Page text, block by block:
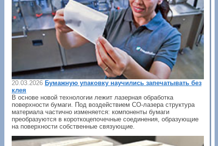
20.03.2026 Бумажную упаковку научились запечатывать без
клея
В основе новой технологии лежит лазерная обработка
поверхности бумаги. Под воздействием CO-лазера структура
материала частично изменяется: компоненты бумаги
преобразуются в короткоцепочечные соединения, образующие
на поверхности собственные связующие.